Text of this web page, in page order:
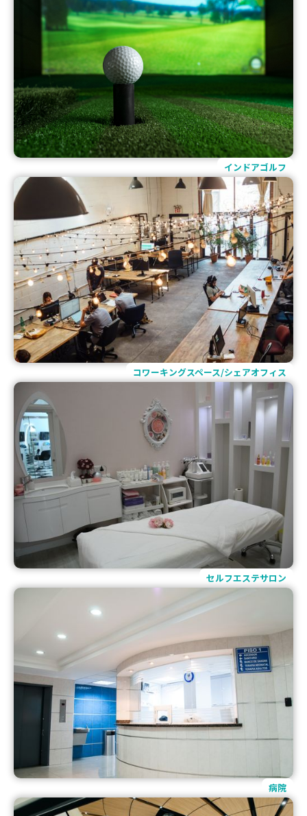
インドアゴルフ
コワーキングスペース/シェアオフィス
セルフエステサロン
病院